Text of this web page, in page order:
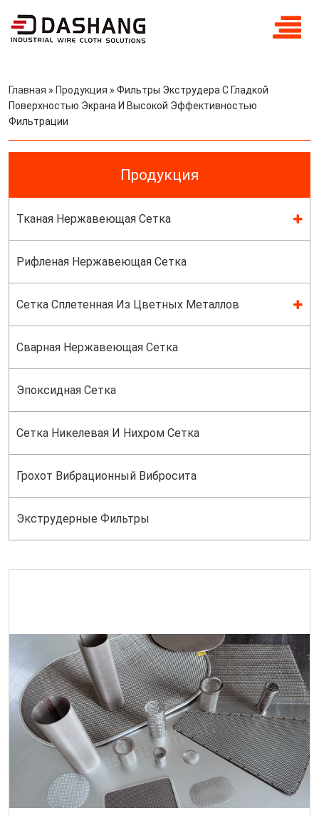
Главная » Продукция » Фильтры Экструдера С Гладкой
Поверхностью Экрана И Высокой Эффективностью
Фильтрации
Продукция
Тканая Нержавеющая Сетка
Рифленая Нержавеющая Сетка
Сетка Сплетенная Из Цветных Металлов
Сварная Нержавеющая Сетка
Эпоксидная Сетка
Сетка Никелевая И Нихром Сетка
Грохот Вибрационный Вибросита
Экструдерные Фильтры